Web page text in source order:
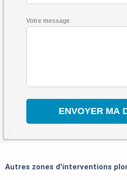
Votre message
Autres zones d'interventions